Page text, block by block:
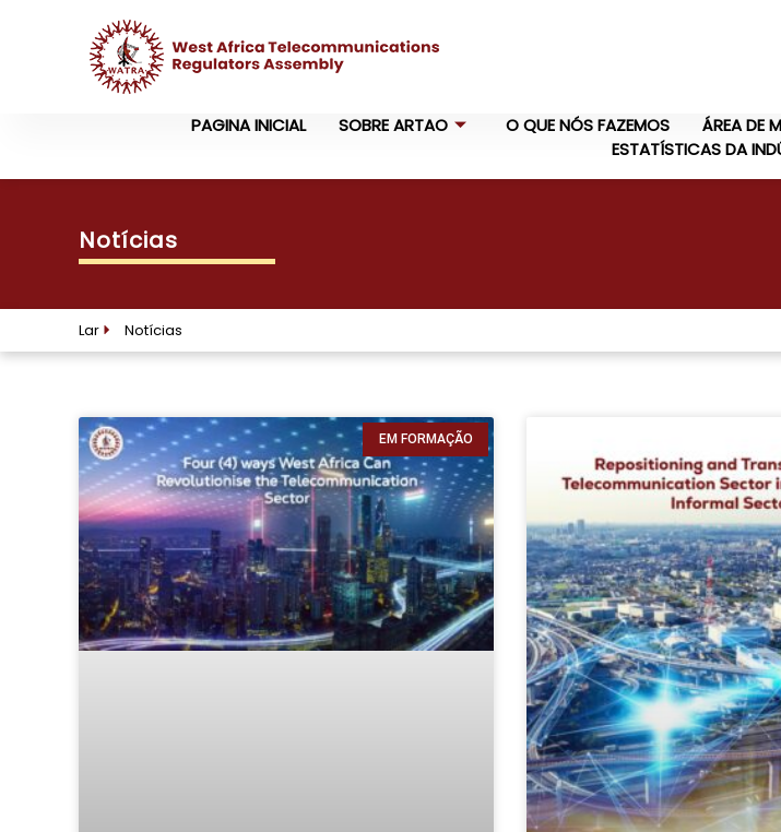
PAGINA INICIAL SOBRE ARTAO O QUE NÓS FAZEMOS ÁREA DE
ESTATÍSTICAS DA
Notícias
Lar Notícias
EM FORMAÇÃO